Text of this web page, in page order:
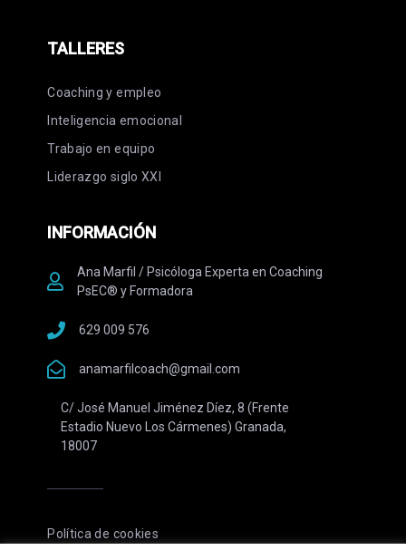
TALLERES
Coaching y empleo
Inteligencia emocional
Trabajo en equipo
Liderazgo siglo XXI
INFORMACIÓN
Ana Marfil / Psicóloga Experta en Coaching
PsEC® y Formadora
629 009 576
anamarfilcoach@gmail.com
C/ José Manuel Jiménez Díez, 8 (Frente
Estadio Nuevo Los Cármenes) Granada,
18007
Política de cookies